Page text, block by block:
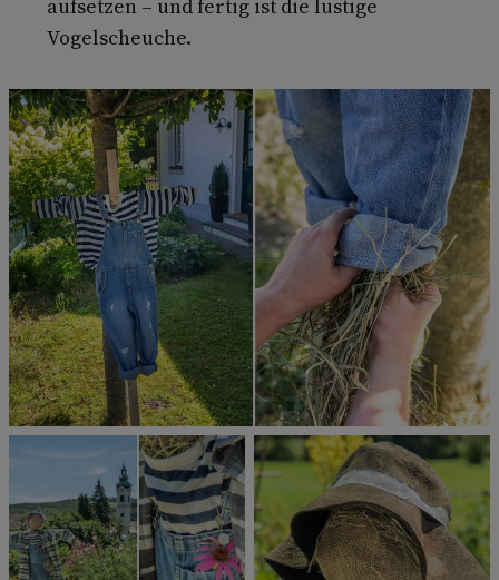
aufsetzen – und fertig ist die lustige
Vogelscheuche.